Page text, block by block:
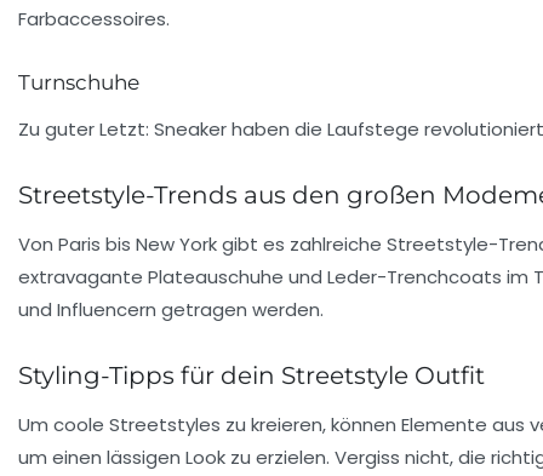
Farbaccessoires.
Turnschuhe
Zu guter Letzt: Sneakerhaben die Laufstege
Streetstyle-Trends aus den großen
Von Paris bis New Yorkgibt es zahlreiche Streetstyle-
extravagante Plateauschuhe und Leder-Trenchcoats im
und Influencern getragen werden.
Styling-Tipps für dein Streetstyle Outfit
Um coole Streetstyles zu kreieren, können Elemente
um einen lässigen Look zu erzielen. Vergiss nicht, die